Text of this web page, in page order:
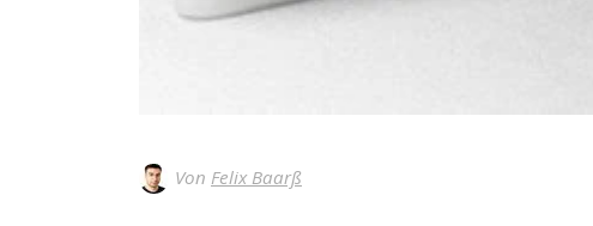
Von Felix Baarß